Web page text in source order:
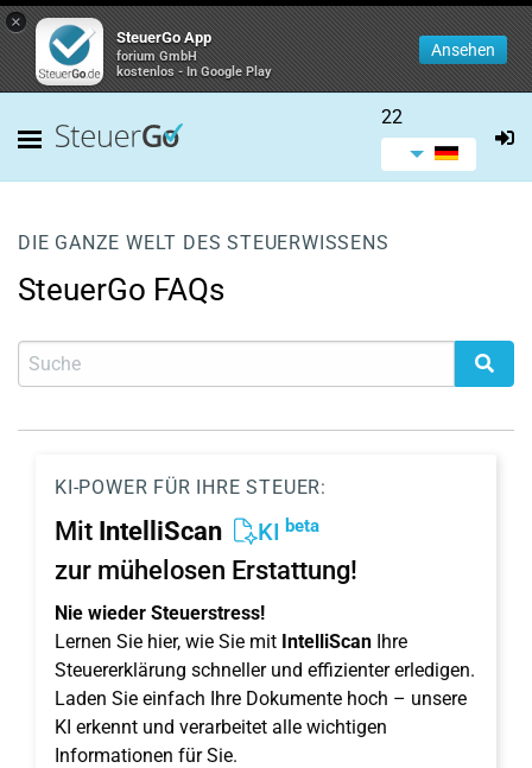
×
SteuerGo App
forium GmbH
kostenlos - In Google Play
Ansehen
22
DIE GANZE WELT DES STEUERWISSENS
SteuerGo FAQs
KI-POWER FÜR IHRE STEUER:
Mit IntelliScan KI beta
zur mühelosen Erstattung!
Nie wieder Steuerstress!
Lernen Sie hier, wie Sie mit IntelliScan Ihre
Steuererklärung schneller und effizienter erledigen.
Laden Sie einfach Ihre Dokumente hoch – unsere
KI erkennt und verarbeitet alle wichtigen
Informationen für Sie.